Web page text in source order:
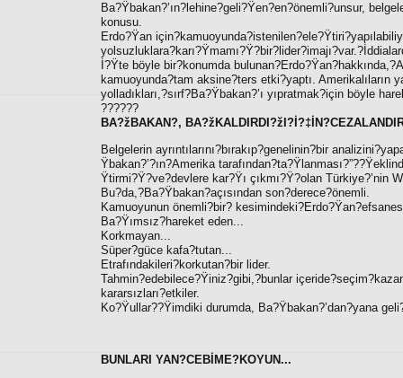
Ba?Ÿbakan?’ın?lehine?geli?Ÿen?en?önemli?unsur,
konusu.
Erdo?Ÿan
İ?Ÿte böyle bir?konumda
kamuoyunda?tam aksine?ters etki?yaptı. Amerikalıların
yolladıkları,?sırf?Ba?Ÿbakan?’ı yıpratmak?için böyle
??????
BA?žBAKAN?,
Belgelerin ayrıntılarını?bırakıp?genelinin?bir
Ÿbakan?’?ın?Amerika
Ÿtirmi?Ÿ?ve?devlere kar?Ÿı çıkmı?Ÿ?olan Türkiye?’nin
Bu?da,?Ba?Ÿbakan?açısından son?derece?önemli.
Kamuoyunun önemli?bir?
Ba?Ÿımsız?hareket eden...
Korkmayan...
Süper?güce kafa?tutan...
Etrafındakileri?korkutan?bir lider.
Tahmin?edebilece?Ÿiniz?gibi,?bunlar
kararsızları?etkiler.
Ko?Ÿullar??Ÿimdiki durumda, Ba?Ÿbakan?’dan?yana
BUNLARI YAN?CEBİME?KOYUN...